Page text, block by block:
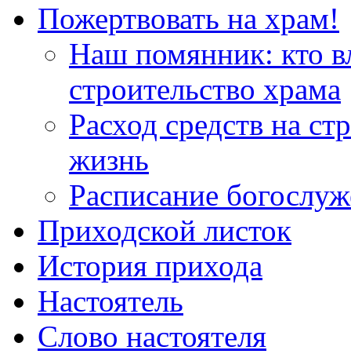
Пожертвовать на храм!
Наш помянник: кто
строительство храма
Расход средств на
жизнь
Расписание
Приходской листок
История прихода
Настоятель
Слово настоятеля